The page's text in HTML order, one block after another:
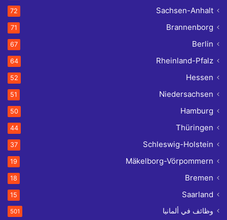
Sachsen-Anhalt
72
Brannenborg
71
Berlin
67
Rheinland-Pfalz
64
Hessen
52
Niedersachsen
51
Hamburg
50
Thüringen
44
Schleswig-Holstein
37
Mäkelborg-Vörpommern
19
Bremen
18
Saarland
15
وظائف في ألمانيا 501